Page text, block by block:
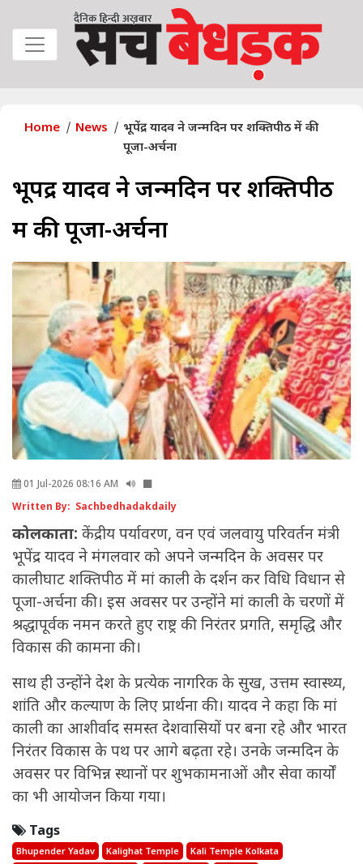
Home News
भूपेंद्र यादव ने जन्मदिन पर शक्तिपीठ में की
पूजा-अर्चना
भूपेंद्र यादव ने जन्मदिन पर शक्तिपीठ
में की पूजा-अर्चना
01 Jul-2026 08:16 AM
Written By: Sachbedhadakdaily
कोलकाता: केंद्रीय पर्यावरण, वन एवं जलवायु परिवर्तन मंत्री
भूपेंद्र यादव ने मंगलवार को अपने जन्मदिन के अवसर पर
कालीघाट शक्तिपीठ में मां काली के दर्शन कर विधि विधान से
पूजा-अर्चना की। इस अवसर पर उन्होंने मां काली के चरणों में
श्रद्धापूर्वक नमन करते हुए राष्ट्र की निरंतर प्रगति, समृद्धि और
विकास की कामना की।
साथ ही उन्होंने देश के प्रत्येक नागरिक के सुख, उत्तम स्वास्थ्य,
शांति और कल्याण के लिए प्रार्थना की। यादव ने कहा कि मां
काली का आशीर्वाद समस्त देशवासियों पर बना रहे और भारत
निरंतर विकास के पथ पर आगे बढ़ता रहे। उनके जन्मदिन के
अवसर पर विभिन्न स्थानों पर शुभकामनाओं और सेवा कार्यों
का भी आयोजन किया गया।
Tags
Bhupender Yadav Kalighat Temple
Kali Temple Kolkata